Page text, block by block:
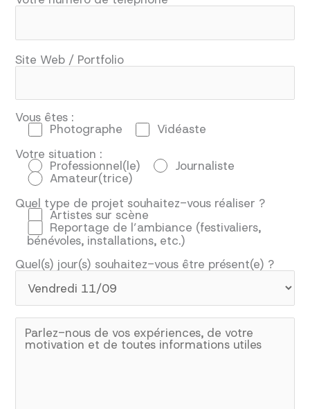
c
m
v
e
.
Site Web / Portfolio
Vous êtes :
Photographe
Vidéaste
Votre situation :
Professionnel(le)
Journaliste
Amateur(trice)
Quel type de projet souhaitez-vous réaliser ?
Artistes sur scène
Reportage de l’ambiance (festivaliers,
bénévoles, installations, etc.)
Quel(s) jour(s) souhaitez-vous être présent(e) ?